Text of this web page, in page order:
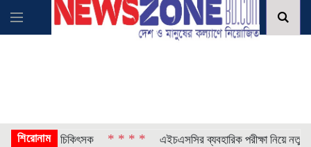
শিরোনাম
গেলেন চিকিৎসক * * * * এইচএসসির ব্যবহারিক পরীক্ষা নিয়ে নতুন